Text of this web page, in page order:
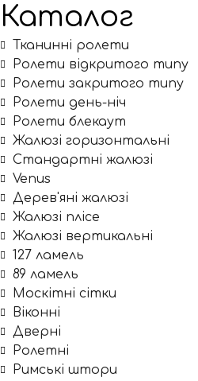
Каталог
Тканинні ролети
Ролети відкритого типу
Ролети закритого типу
Ролети день-ніч
Ролети блекаут
Жалюзі горизонтальні
Стандартні жалюзі
Venus
Дерев'яні жалюзі
Жалюзі плісе
Жалюзі вертикальні
127 ламель
89 ламель
Москітні сітки
Віконні
Дверні
Ролетні
Римські штори